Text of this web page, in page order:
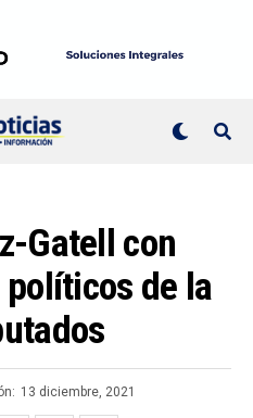
Gatell con
de la
13 diciembre, 2021